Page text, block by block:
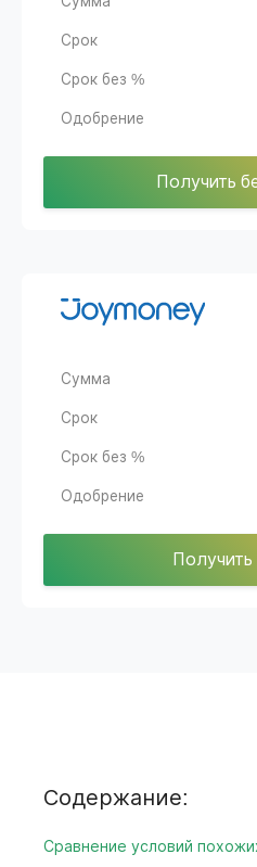
Срок
Срок без %
Одобрение
Получить
Сумма
Срок
Срок без %
Одобрение
Получить
Содержание:
Сравнение условий